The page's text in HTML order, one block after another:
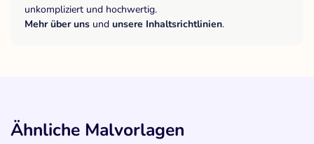
unkompliziert und hochwertig.
Mehr über uns und unsere Inhaltsrichtlinien.
Ähnliche Malvorlagen